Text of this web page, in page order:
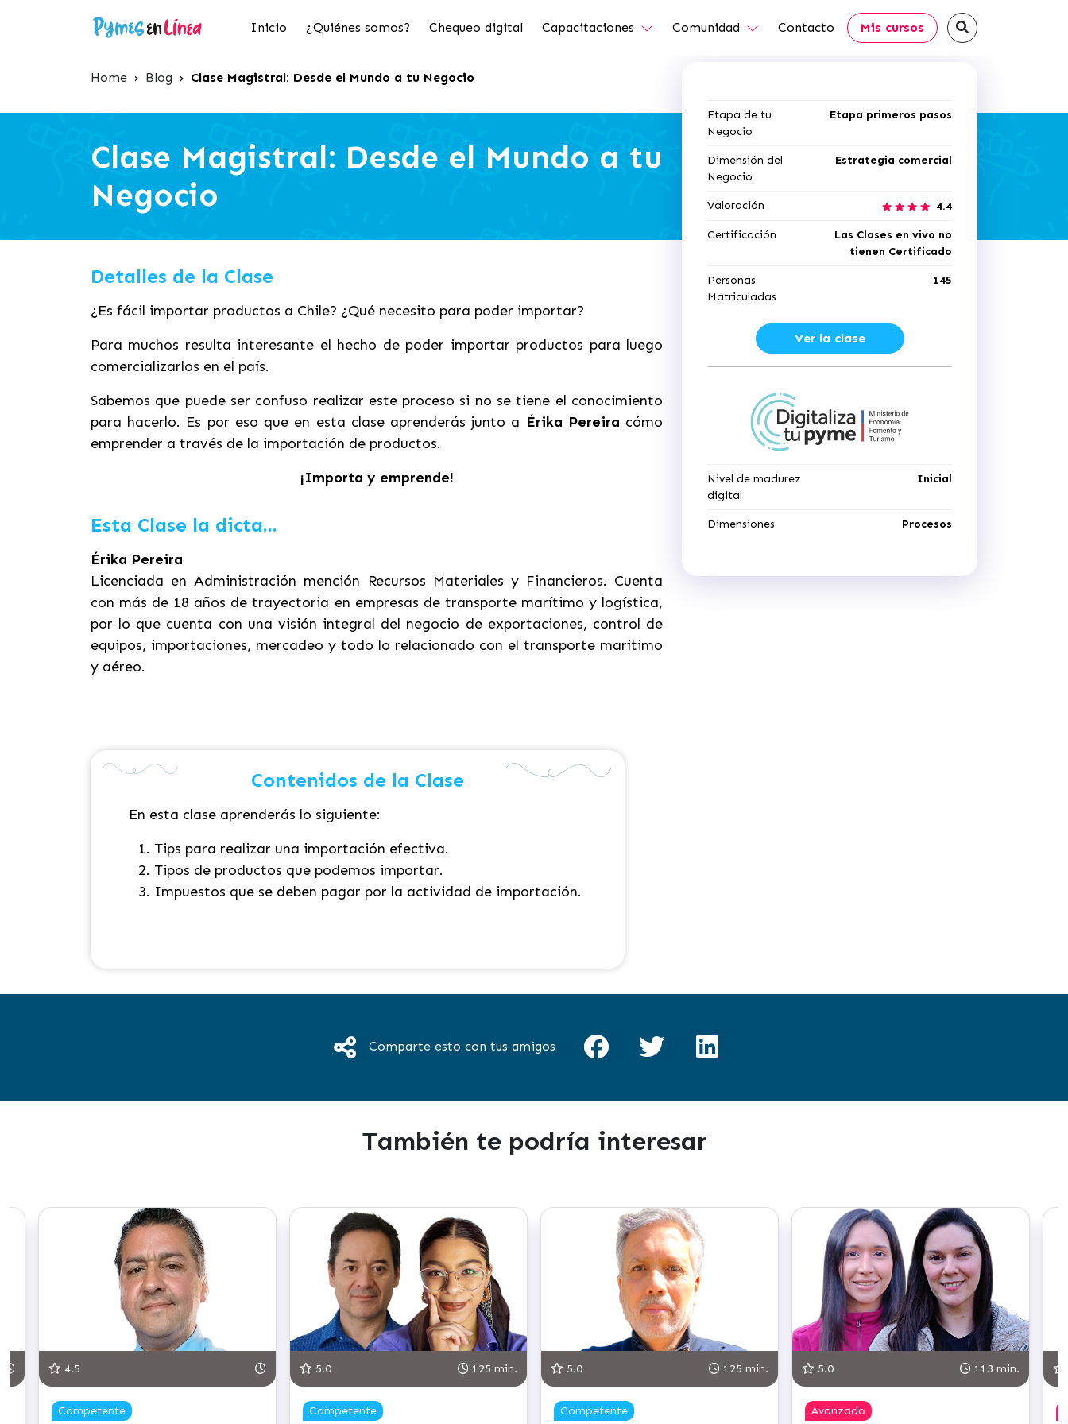
Inicio ¿Quiénes somos? Chequeo digital Capacitaciones Comunidad Contacto Mis cursos
Home › Blog › Clase Magistral: Desde el Mundo a tu Negocio
Clase Magistral: Desde el Mundo a tu
Negocio
Etapa de tu
Negocio
Etapa primeros pasos
Dimensión del
Negocio
Estrategia comercial
Valoración 4.4
Certificación
Las Clases en vivo no
tienen Certificado
Personas
Matriculadas
145
Ver la clase
Nivel de madurez
digital
Inicial
Dimensiones Procesos
Detalles de la Clase
¿Es fácil importar productos a Chile? ¿Qué necesito para poder importar?
Para muchos resulta interesante el hecho de poder importar productos para luego
comercializarlos en el país.
Sabemos que puede ser confuso realizar este proceso si no se tiene el conocimiento
para hacerlo. Es por eso que en esta clase aprenderás junto a Érika Pereira cómo
emprender a través de la importación de productos.
¡Importa y emprende!
Esta Clase la dicta...
Érika Pereira
Licenciada en Administración mención Recursos Materiales y Financieros. Cuenta
con más de 18 años de trayectoria en empresas de transporte marítimo y logística,
por lo que cuenta con una visión integral del negocio de exportaciones, control de
equipos, importaciones, mercadeo y todo lo relacionado con el transporte marítimo
y aéreo.
Contenidos de la Clase
En esta clase aprenderás lo siguiente:
Tips para realizar una importación efectiva.
Tipos de productos que podemos importar.
Impuestos que se deben pagar por la actividad de importación.
Comparte esto con tus amigos
También te podría interesar
125 min. 125 min. 113 min. 95 min.